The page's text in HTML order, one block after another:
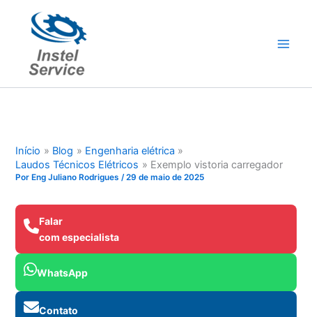
conteúdo
Início Blog
Engenharia elétrica
Laudos Técnicos Elétricos
Exemplo vistoria carregador
Por Eng Juliano Rodrigues/29 de maio de 2025
Falar
com especialista
WhatsApp
Contato